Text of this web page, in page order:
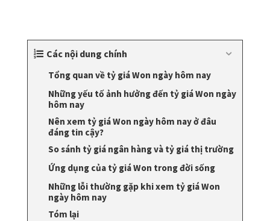
Các nội dung chính
Tổng quan về tỷ giá Won ngày hôm nay
Những yếu tố ảnh hưởng đến tỷ giá Won ngày
hôm nay
Nên xem tỷ giá Won ngày hôm nay ở đâu
đáng tin cậy?
So sánh tỷ giá ngân hàng và tỷ giá thị trường
Ứng dụng của tỷ giá Won trong đời sống
Những lỗi thường gặp khi xem tỷ giá Won
ngày hôm nay
Tóm lại